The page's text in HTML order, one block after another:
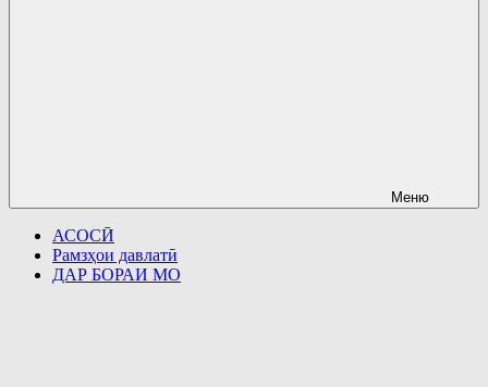
Меню
АСОСӢ
Рамзҳои давлатӣ
ДАР БОРАИ МО